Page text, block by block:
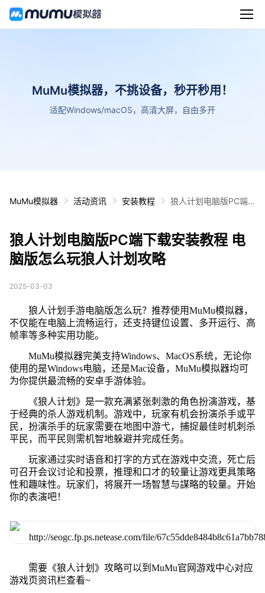
MuMu模拟器，不挑设备，秒开秒用！
适配Windows/macOS，高清大屏，自由多开
MuMu模拟器 活动资讯 安装教程
狼人计划电脑版PC端
狼人计划电脑版PC端下载安装教程 电
脑版怎么玩狼人计划攻略
2025-03-03
狼人计划手游电脑版怎么玩？推荐使用MuMu模拟器，
不仅能在电脑上流畅运行，还支持键位设置、多开运行、高
帧率等多种实用功能。
MuMu模拟器完美支持Windows、MacOS系统，无论你
使用的是Windows电脑，还是Mac设备，MuMu模拟器均可
为你提供最流畅的安卓手游体验。
《狼人计划》是一款充满紧张刺激的角色扮演游戏，基
于经典的杀人游戏机制。游戏中，玩家有机会扮演杀手或平
民，扮演杀手的玩家需要在地图中游弋，捕捉最佳时机刺杀
平民，而平民则需机智地躲避并完成任务。
玩家通过实时语音和打字的方式在游戏中交流，死亡后
可召开会议讨论和投票，推理和口才的较量让游戏更具策略
性和趣味性。玩家们，将展开一场智慧与謀略的较量。开始
你的表演吧！
需要《狼人计划》攻略可以到MuMu官网游戏中心对应
游戏页资讯栏查看~